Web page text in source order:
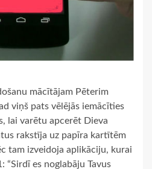
mācītājam Pēterim
viņš pats vēlējās iemācīties
lai varētu apcerēt Dieva
rakstīja uz papīra kartītēm
tam izveidoja aplikāciju, kurai
“Sirdī es noglabāju Tavus